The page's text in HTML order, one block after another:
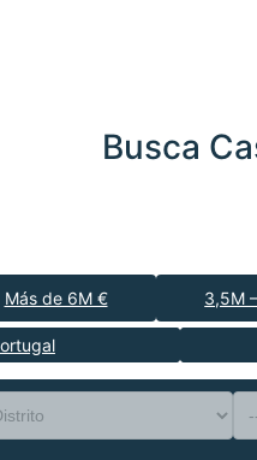
Busca
Más de 6M € 3,5M